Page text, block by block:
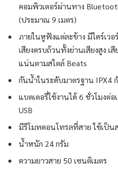
คอมพิวเตอร์ผ่านทาง
(ประมาณ 9 เมตร)
ภายในหูฟังแต่ละข้าง มีไดร์เวอ
เสียงครบถ้วนทั้งย่านเสียงสูง เ
แน่นตามสไตล์ Beats
กันน้ำในระดับมาตรฐาน IPX4
แบตเตอรี่ใช้งานได้ 6 ชั่วโมงต่
USB
มีรีโมทคอนโทรลที่สาย ใช้เป็น
น้ำหนัก 24 กรัม
ความยาวสาย 50 เซนติเมตร